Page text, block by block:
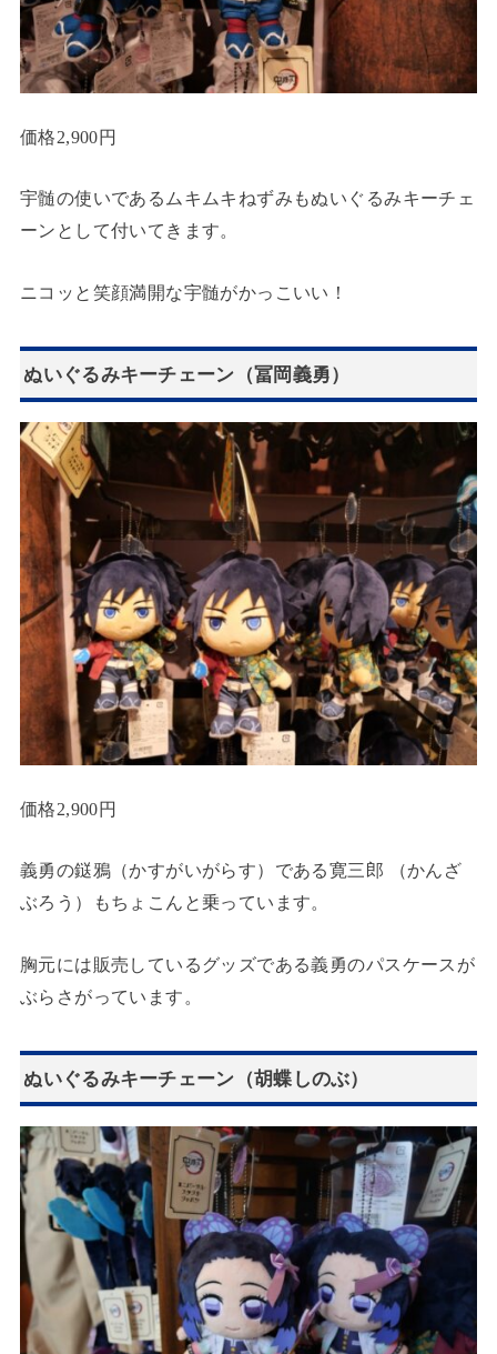
価格2,900円
宇髄の使いであるムキムキねずみもぬいぐるみキーチェ
ーンとして付いてきます。
ニコッと笑顔満開な宇髄がかっこいい！
ぬいぐるみキーチェーン（冨岡義勇）
価格2,900円
義勇の鎹鴉（かすがいがらす）である寛三郎 （かんざ
ぶろう）もちょこんと乗っています。
胸元には販売しているグッズである義勇のパスケースが
ぶらさがっています。
ぬいぐるみキーチェーン（胡蝶しのぶ）